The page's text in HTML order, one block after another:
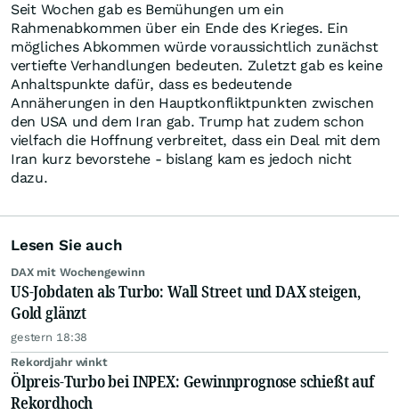
Seit Wochen gab es Bemühungen um ein
Rahmenabkommen über ein Ende des Krieges. Ein
mögliches Abkommen würde voraussichtlich zunächst
vertiefte Verhandlungen bedeuten. Zuletzt gab es keine
Anhaltspunkte dafür, dass es bedeutende
Annäherungen in den Hauptkonfliktpunkten zwischen
den USA und dem Iran gab. Trump hat zudem schon
vielfach die Hoffnung verbreitet, dass ein Deal mit dem
Iran kurz bevorstehe - bislang kam es jedoch nicht
dazu.
Lesen Sie auch
DAX mit Wochengewinn
US-Jobdaten als Turbo: Wall Street und DAX steigen,
Gold glänzt
gestern 18:38
Rekordjahr winkt
Ölpreis-Turbo bei INPEX: Gewinnprognose schießt auf
Rekordhoch